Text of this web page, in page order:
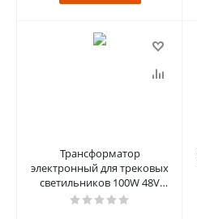
Трансформатор
электронный для трековых
светильников 100W 48V
(драйвер), LB048